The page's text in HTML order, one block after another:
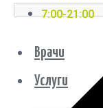
7:00-21:00
Врачи
Услуги